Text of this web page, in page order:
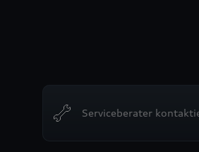
Serviceberater